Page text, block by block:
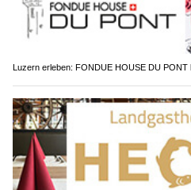
Luzern erleben: FONDUE HOUSE DU